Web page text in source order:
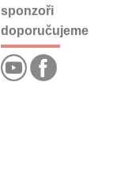
sponzoři
doporučujeme